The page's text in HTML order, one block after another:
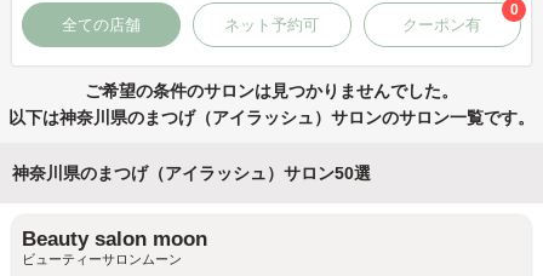
全ての店舗 ネット予約可 クーポン有
0
ご希望の条件のサロンは見つかりませんでした。
以下は神奈川県のまつげ（アイラッシュ）サロンのサロン一覧です。
神奈川県のまつげ（アイラッシュ）サロン50選
Beauty salon moon
ビューティーサロンムーン